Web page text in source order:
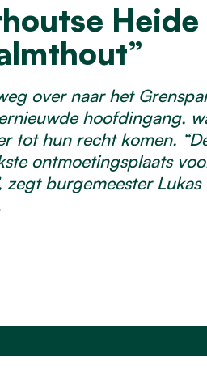
Heide
over naar het
hoofdingang,
tot hun recht komen.
ontmoetingsplaats
burgemeester Lukas